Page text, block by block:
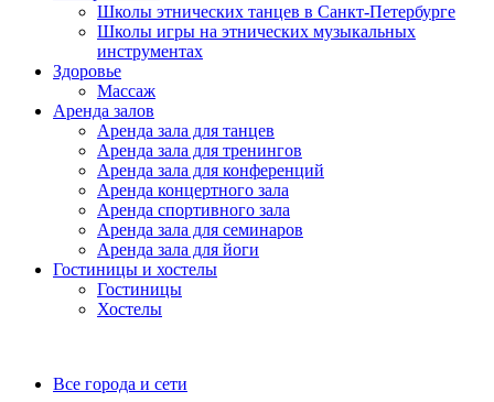
Школы этнических танцев в Санкт-Петербурге
Школы игры на этнических музыкальных
инструментах
Здоровье
Массаж
Аренда залов
Аренда зала для танцев
Аренда зала для тренингов
Аренда зала для конференций
Аренда концертного зала
Аренда спортивного зала
Аренда зала для семинаров
Аренда зала для йоги
Гостиницы и хостелы
Гостиницы
Хостелы
Все города и сети